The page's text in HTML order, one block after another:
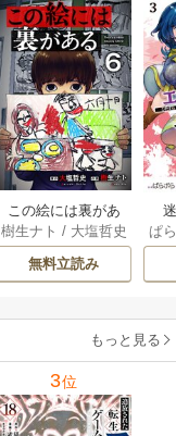
この絵には裏があ
る 6巻
樹生ナト / 大塩哲史
無料立読み
ぱ
もっと見る
3位